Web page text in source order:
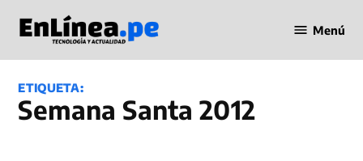
contenido
en Línea
Menú
ETIQUETA:
Semana Santa 2012